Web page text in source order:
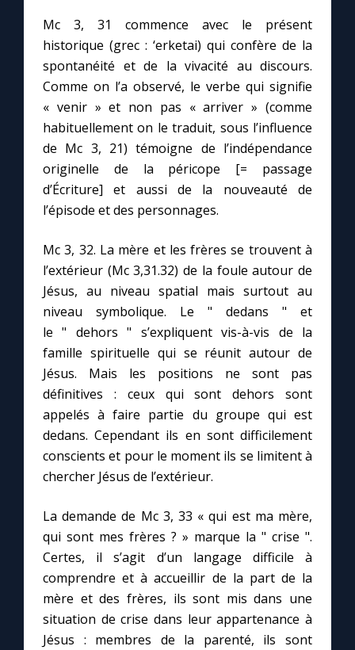
Mc 3, 31 commence avec le présent
historique (grec : ‘erketai) qui confère de la
spontanéité et de la vivacité au discours.
Comme on l’a observé, le verbe qui signifie
« venir » et non pas « arriver » (comme
habituellement on le traduit, sous l’influence
de Mc 3, 21) témoigne de l’indépendance
originelle de la péricope [= passage
d’Écriture] et aussi de la nouveauté de
l’épisode et des personnages.
Mc 3, 32. La mère et les frères se trouvent à
l’extérieur (Mc 3,31.32) de la foule autour de
Jésus, au niveau spatial mais surtout au
niveau symbolique. Le " dedans " et
le " dehors " s’expliquent vis-à-vis de la
famille spirituelle qui se réunit autour de
Jésus. Mais les positions ne sont pas
définitives : ceux qui sont dehors sont
appelés à faire partie du groupe qui est
dedans. Cependant ils en sont difficilement
conscients et pour le moment ils se limitent à
chercher Jésus de l’extérieur.
La demande de Mc 3, 33 « qui est ma mère,
qui sont mes frères ? » marque la " crise ".
Certes, il s’agit d’un langage difficile à
comprendre et à accueillir de la part de la
mère et des frères, ils sont mis dans une
situation de crise dans leur appartenance à
Jésus : membres de la parenté, ils sont